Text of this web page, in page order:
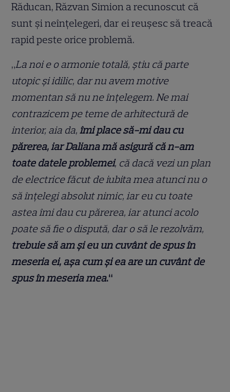
Răducan, Răzvan Simion a recunoscut că
sunt și neînțelegeri, dar ei reușesc să treacă
rapid peste orice problemă.
„La noi e o armonie totală, știu că parte
utopic și idilic, dar nu avem motive
momentan să nu ne înțelegem. Ne mai
contrazicem pe teme de arhitectură de
interior, aia da,îmi place să-mi dau cu
părerea, iar Daliana mă asigură că n-am
toate datele problemei, că dacă vezi un plan
de electrice făcut de iubita mea atunci nu o
să înțelegi absolut nimic, iar eu cu toate
astea îmi dau cu părerea, iar atunci acolo
poate să fie o dispută, dar o să le rezolvăm,
trebuie să am și eu un cuvânt de spus în
meseria ei, așa cum și ea are un cuvânt de
spus în meseria mea.“